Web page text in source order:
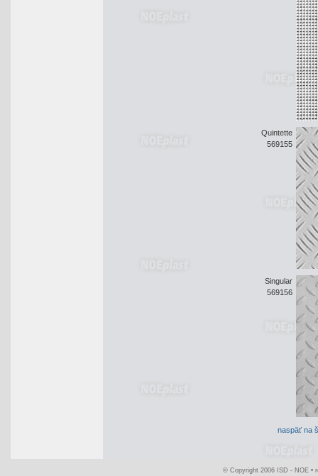
Quintette
569155
Singular
569156
naspäť na
© Copyright 2006 ISD - NOE •